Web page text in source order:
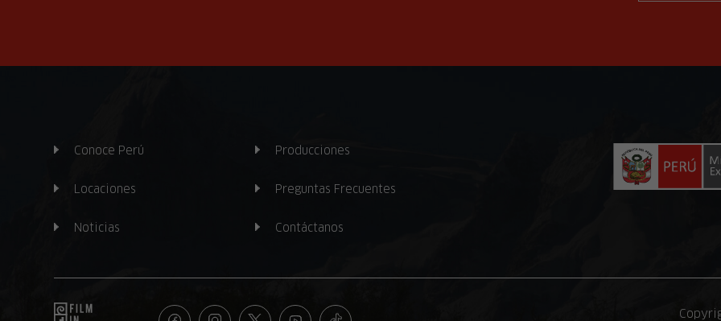
Conoce Perú
Locaciones
Noticias
Producciones
Preguntas Frecuentes
Contáctanos